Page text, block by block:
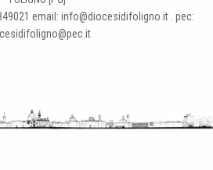
email: info@diocesidifoligno.it . pec: